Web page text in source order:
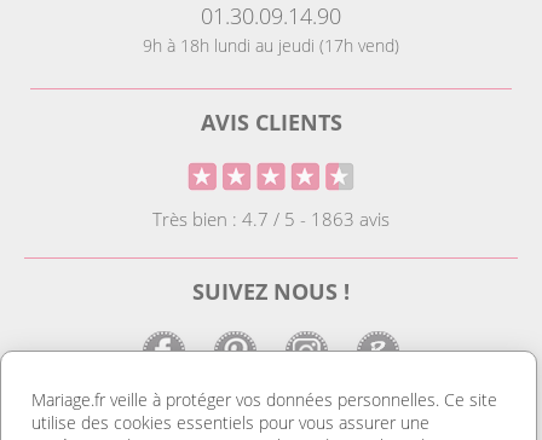
01.30.09.14.90
9h à 18h lundi au jeudi (17h vend)
AVIS CLIENTS
Très bien : 4.7 / 5 - 1863 avis
SUIVEZ NOUS !
Mariage.fr veille à protéger vos données personnelles. Ce site
utilise des cookies essentiels pour vous assurer une